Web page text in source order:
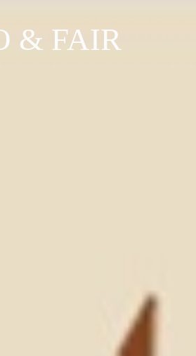
& FAIR